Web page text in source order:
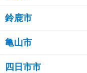
鈴鹿市
亀山市
四日市市